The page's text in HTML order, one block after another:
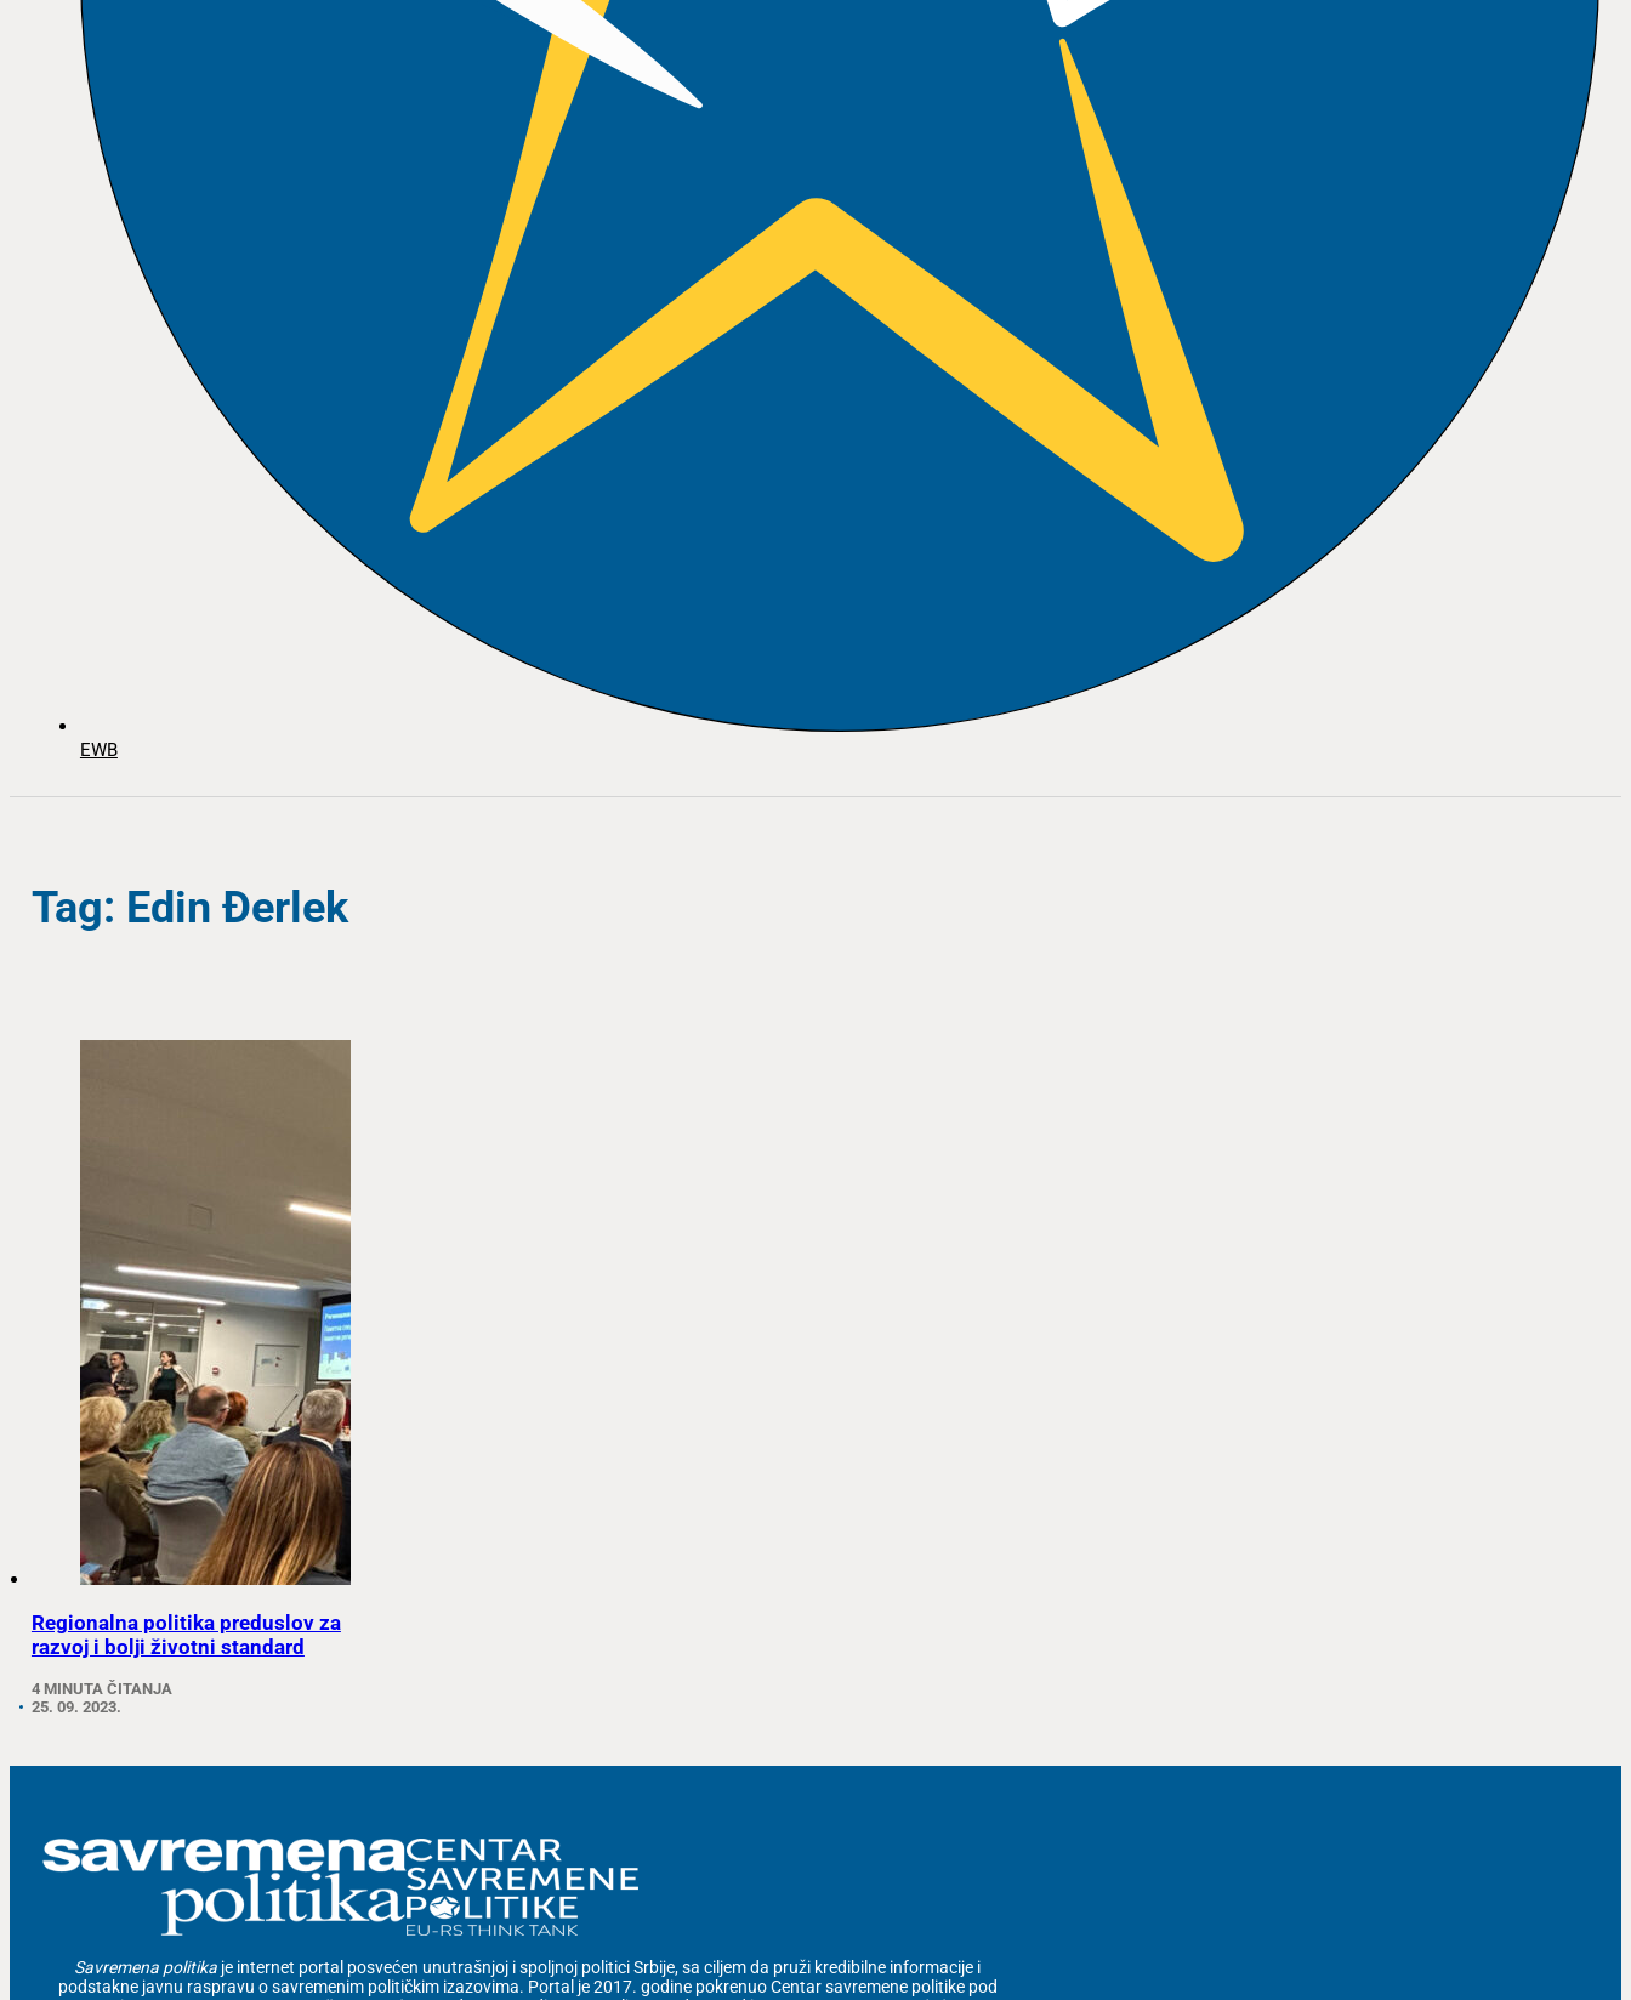
EWB
Tag: Edin Đerlek
Regionalna politika preduslov za
razvoj i bolji životni standard
4 MINUTA ČITANJA
25. 09. 2023.
Savremena politika je internet portal posvećen unutrašnjoj i spoljnoj politici Srbije, sa ciljem da pruži kredibilne informacije i
podstakne javnu raspravu o savremenim političkim izazovima. Portal je 2017. godine pokrenuo Centar savremene politike pod